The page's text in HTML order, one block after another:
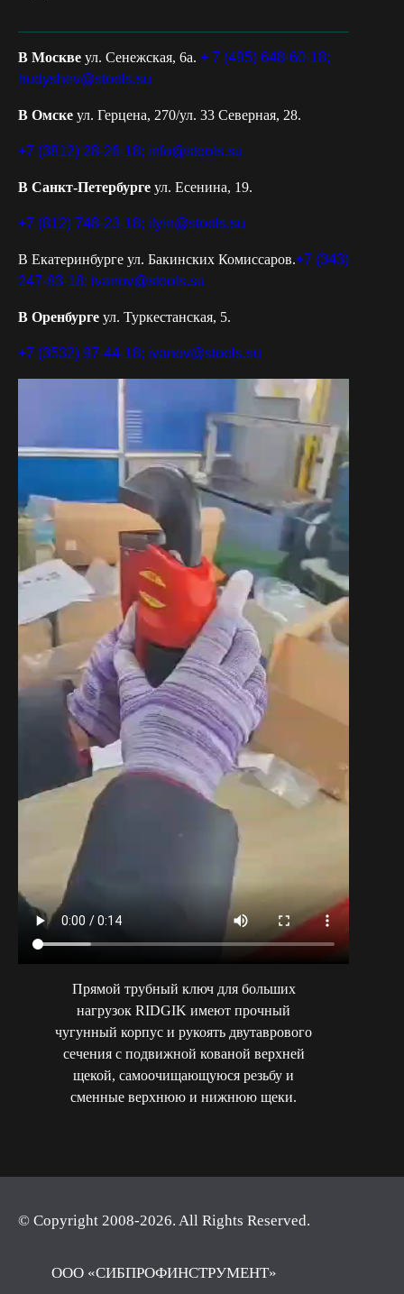
В Москве ул. Сенежская, 6а. + 7 (495) 648-60-18;
hudyshev@stools.su
В Омске ул. Герцена, 270/ул. 33 Северная, 28.
+7 (3812) 28-26-18; info@stools.su
В Санкт-Петербурге ул. Есенина, 19.
+7 (812) 748-23-18; ilyin@stools.su
В Екатеринбурге ул. Бакинских Комиссаров.+7 (343)
247-83-18; ivanov@stools.su
В Оренбурге ул. Туркестанская, 5.
+7 (3532) 97-44-18; ivanov@stools.su
Прямой трубный ключ для больших
нагрузок RIDGIK имеют прочный
чугунный корпус и рукоять двутаврового
сечения с подвижной кованой верхней
щекой, самоочищающуюся резьбу и
сменные верхнюю и нижнюю щеки.
© Copyright 2008-2026. All Rights Reserved.
ООО «СИБПРОФИНСТРУМЕНТ»